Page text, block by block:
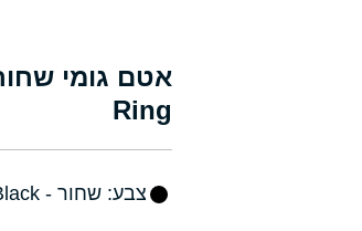
Ring
צבע: שחור - Black